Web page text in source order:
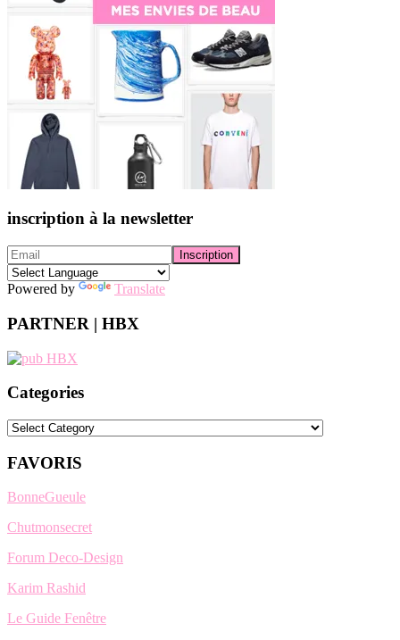
inscription à la newsletter
Powered by Translate
PARTNER | HBX
Categories
Categories
FAVORIS
BonneGueule
Chutmonsecret
Forum Deco-Design
Karim Rashid
Le Guide Fenêtre